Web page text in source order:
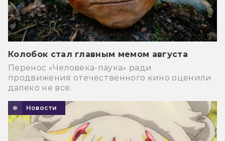
Колобок стал главным мемом августа
Перенос «Человека-паука» ради
продвижения отечественного кино оценили
далеко не все.
Новости